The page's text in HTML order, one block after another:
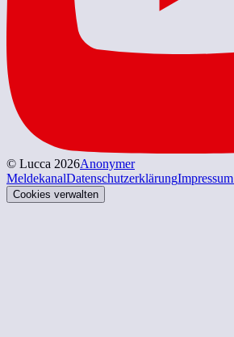
© Lucca 2026Anonymer
MeldekanalDatenschutzerklärungImpressum
Cookies verwalten